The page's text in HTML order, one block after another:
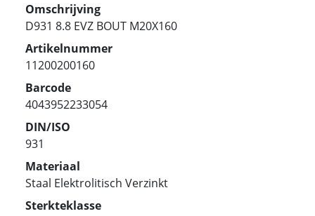
Omschrijving
D931 8.8 EVZ BOUT M20X160
Artikelnummer
11200200160
Barcode
4043952233054
DIN/ISO
931
Materiaal
Staal Elektrolitisch Verzinkt
Sterkteklasse